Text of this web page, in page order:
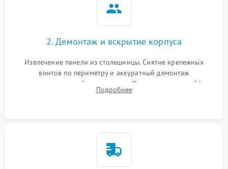
2. Демонтаж и вскрытие корпуса
Извлечение панели из столешницы. Снятие крепежных
винтов по периметру и аккуратный демонтаж
стеклокерамической поверхности. Отсоединение шлейфов
сенсорного блока для доступа к силовым платам, катушкам
Подробнее